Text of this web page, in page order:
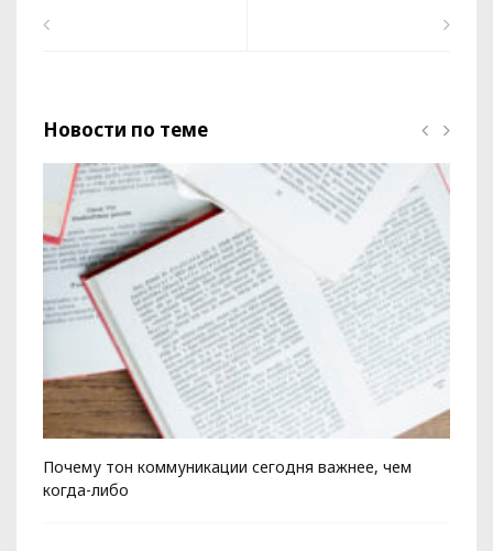
Новости по теме
Почему тон коммуникации сегодня важнее, чем
когда-либо